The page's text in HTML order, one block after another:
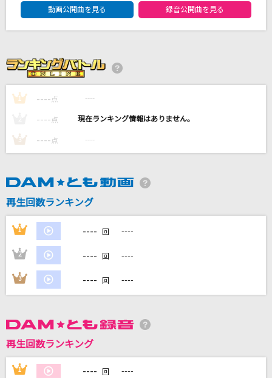
[生音]courage
初星学園
Snow halation
[生音]地上の星
Little Glee Monster
カラオケ最新情報をチェック！
動画公開曲を見る
録音公開曲を見る
1 ---- 点 ----
---- 点 ----
3 ---- 点 ----
再生回数ランキング
1 ---- 回 ----
2 ---- 回 ----
3 ---- 回 ----
再生回数ランキング
1 ---- 回 ----